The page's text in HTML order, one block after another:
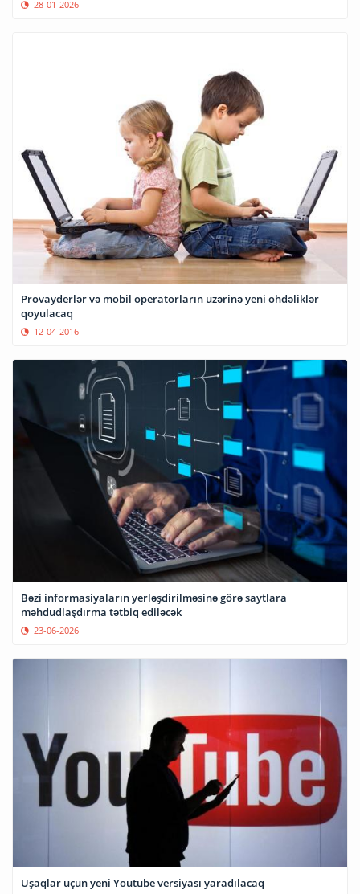
28-01-2026
Provayderlər və mobil operatorların üzərinə yeni öhdəliklər
qoyulacaq
12-04-2016
Bəzi informasiyaların yerləşdirilməsinə görə saytlara
məhdudlaşdırma tətbiq ediləcək
23-06-2026
Uşaqlar üçün yeni Youtube versiyası yaradılacaq